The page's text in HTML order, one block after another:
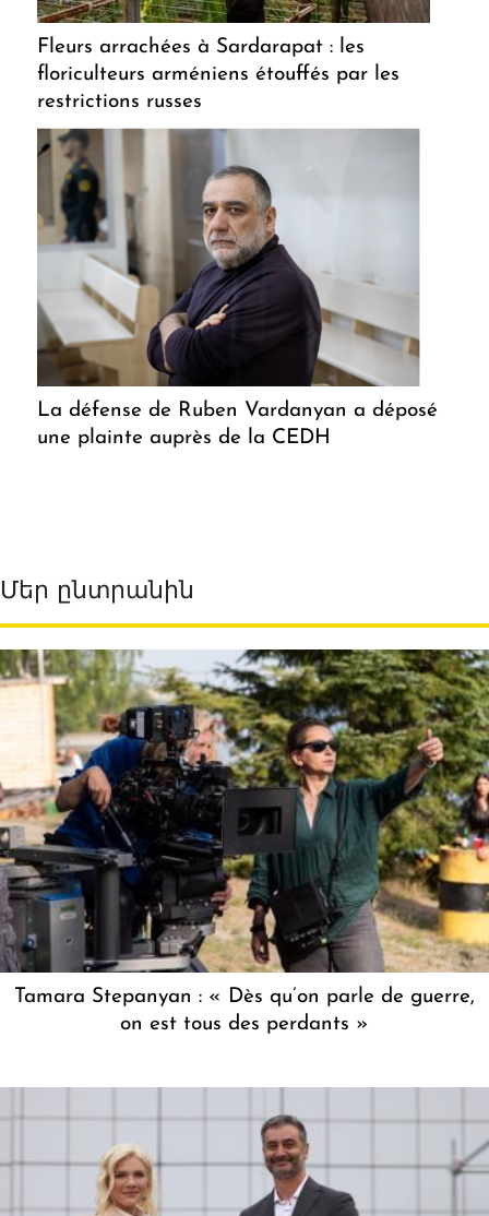
Fleurs arrachées à Sardarapat : les
floriculteurs arméniens étouffés par les
restrictions russes
La défense de Ruben Vardanyan a déposé
une plainte auprès de la CEDH
Մեր ընտրանին
Tamara Stepanyan : « Dès qu’on parle de guerre,
on est tous des perdants »